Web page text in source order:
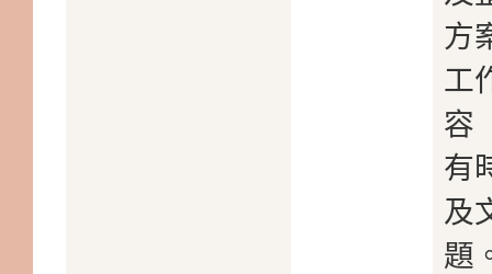
方
工
容
有
及
題